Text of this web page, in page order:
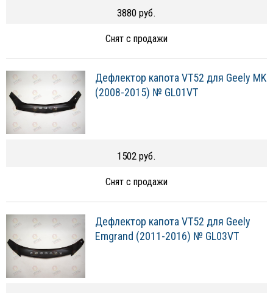
3880 руб.
Снят с продажи
Дефлектор капота VT52 для Geely MK
(2008-2015) № GL01VT
1502 руб.
Снят с продажи
Дефлектор капота VT52 для Geely
Emgrand (2011-2016) № GL03VT